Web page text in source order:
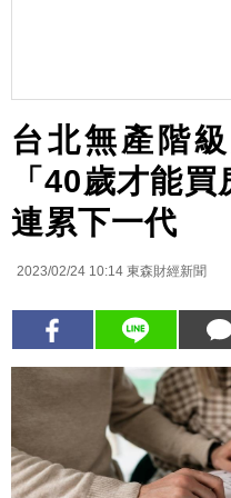
台北無產階
「40歲才能
連累下一代
2023/02/24 10:14 東森財經新聞